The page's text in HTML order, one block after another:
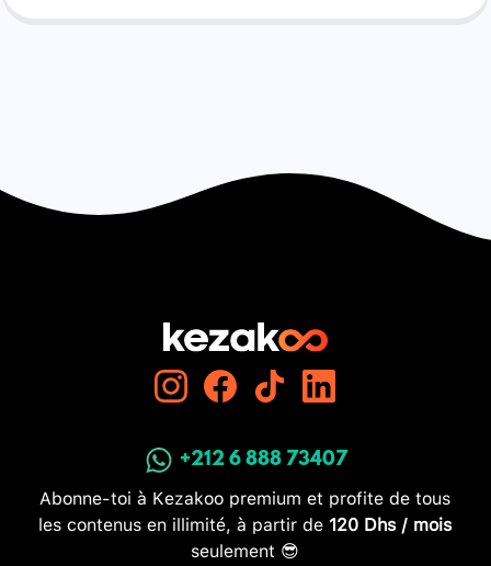
+212 6 888 73407
Abonne-toi à Kezakoo premium et profite de tous
les contenus en illimité, à partir de 120 Dhs / mois
seulement 😎